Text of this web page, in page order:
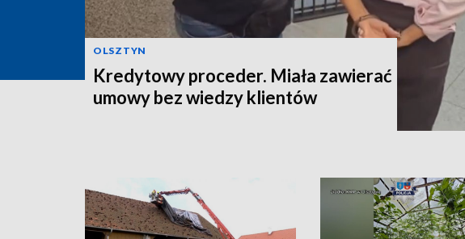
OLSZTYN
Kredytowy proceder. Miała zawierać
umowy bez wiedzy klientów